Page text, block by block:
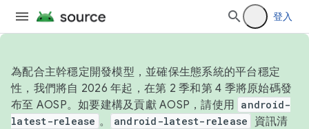
登入
為配合主幹穩定開發模型，並確保生態系統的平台穩定
性，我們將自 2026 年起，在第 2 季和第 4 季將原始碼發
布至 AOSP。如要建構及貢獻 AOSP，請使用 android-
latest-release 。 android-latest-release
資訊清